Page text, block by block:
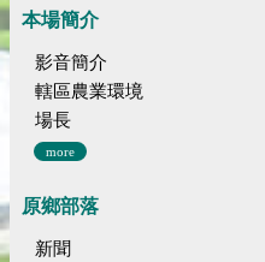
本場簡介
影音簡介
轄區農業環境
場長
more
原鄉部落
新聞